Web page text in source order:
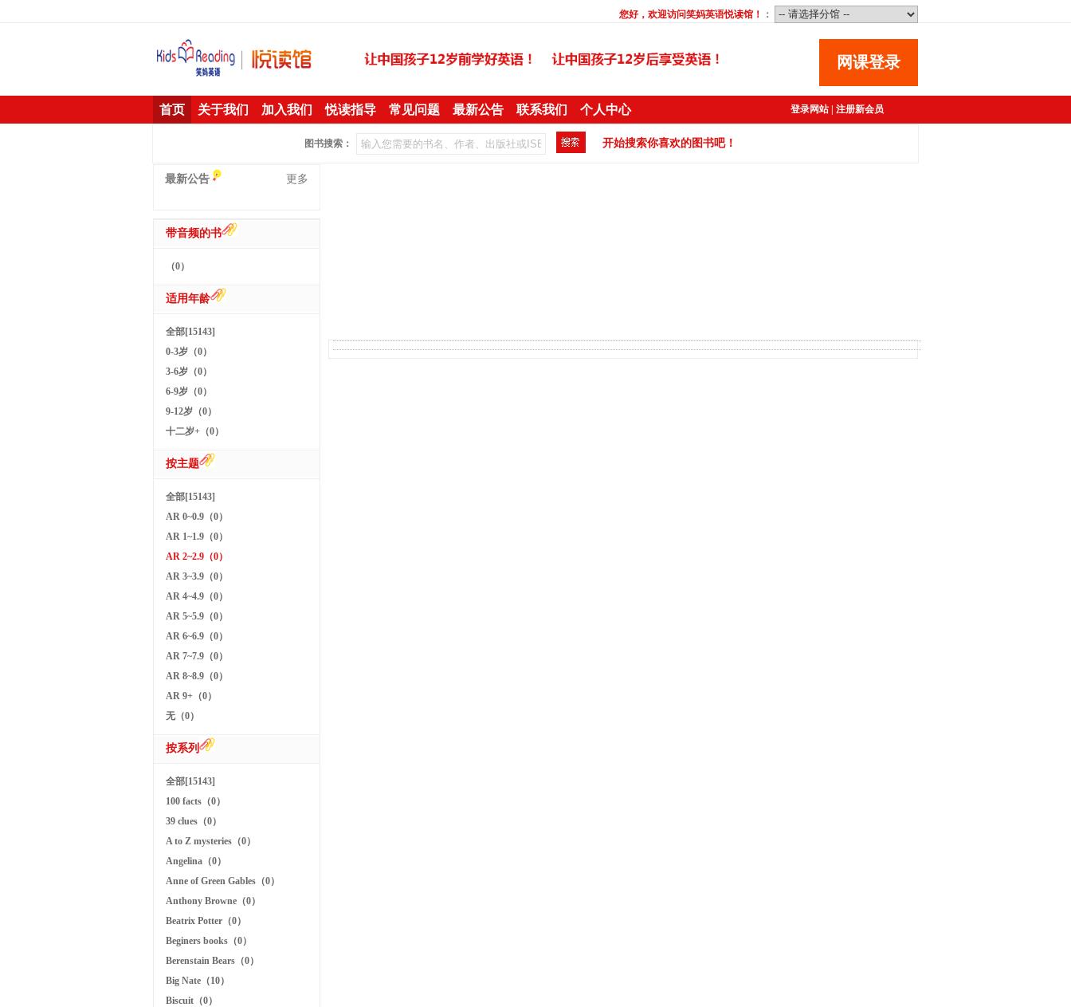
您好，欢迎访问笑妈英语悦读馆 ！ ：
网课登录
首页 关于我们 加入我们 悦读指导 常见问题 最新公告 联系我们 个人中心 登录网站| 注册新会员
图书搜索： 开始搜索你喜欢的图书吧！
最新公告 更多
带音频的书
（0）
适用年龄
全部[15143]
0-3岁（0）
3-6岁（0）
6-9岁（0）
9-12岁（0）
十二岁+（0）
按主题
全部[15143]
AR 0~0.9（0）
AR 1~1.9（0）
AR 2~2.9（0）
AR 3~3.9（0）
AR 4~4.9（0）
AR 5~5.9（0）
AR 6~6.9（0）
AR 7~7.9（0）
AR 8~8.9（0）
AR 9+（0）
无（0）
按系列
全部[15143]
100 facts（0）
39 clues（0）
A to Z mysteries（0）
Angelina（0）
Anne of Green Gables（0）
Anthony Browne（0）
Beatrix Potter（0）
Beginers books（0）
Berenstain Bears（0）
Big Nate（10）
Biscuit（0）